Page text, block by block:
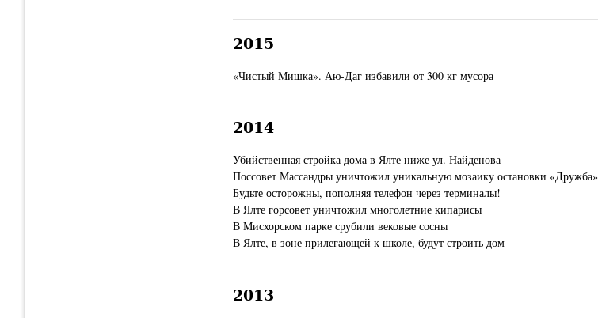
2015
«Чистый Мишка». Аю-Даг избавили от 300 кг мусора
2014
Убийственная стройка дома в Ялте ниже ул. Найденова
Поссовет Массандры уничтожил уникальную мозаику остановки «Дружба»
Будьте осторожны, пополняя телефон через терминалы!
В Ялте горсовет уничтожил многолетние кипарисы
В Мисхорском парке срубили вековые сосны
В Ялте, в зоне прилегающей к школе, будут строить дом
2013